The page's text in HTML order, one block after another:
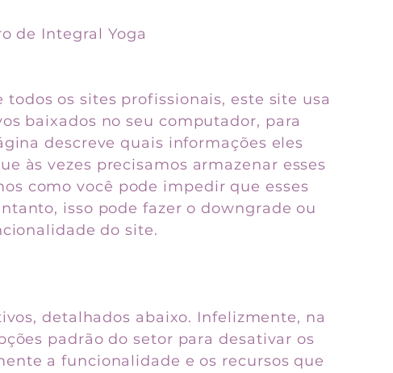
de Integral Yoga
os sites profissionais, este site usa
baixados no seu computador, para
descreve quais informações eles
às vezes precisamos armazenar esses
como você pode impedir que esses
isso pode fazer o downgrade ou
do site.
detalhados abaixo. Infelizmente, na
padrão do setor para desativar os
a funcionalidade e os recursos que